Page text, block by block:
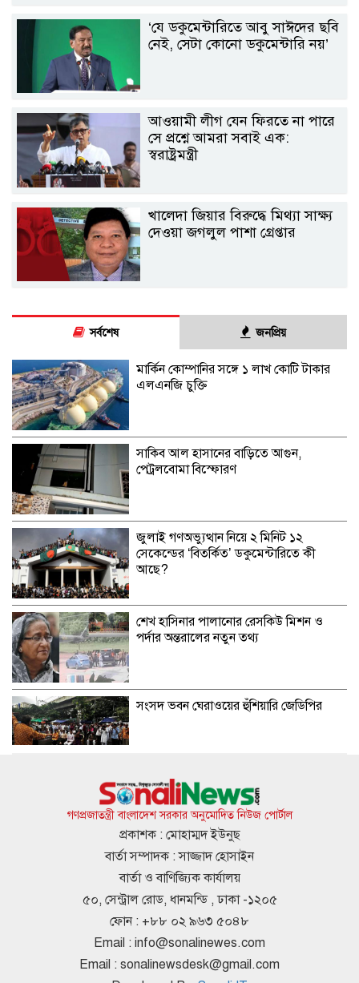
‘যে ডকুমেন্টারিতে আবু সাঈদের ছবি
নেই, সেটা কোনো ডকুমেন্টারি নয়’
আওয়ামী লীগ যেন ফিরতে না পারে
সে প্রশ্নে আমরা সবাই এক:
স্বরাষ্ট্রমন্ত্রী
খালেদা জিয়ার বিরুদ্ধে মিথ্যা সাক্ষ্য
দেওয়া জগলুল পাশা গ্রেপ্তার
সর্বশেষ জনপ্রিয়
মার্কিন কোম্পানির সঙ্গে ১ লাখ কোটি টাকার
এলএনজি চুক্তি
সাকিব আল হাসানের বাড়িতে আগুন,
পেট্রলবোমা বিস্ফোরণ
জুলাই গণঅভ্যুত্থান নিয়ে ২ মিনিট ১২
সেকেন্ডের ‘বিতর্কিত’ ডকুমেন্টারিতে কী
আছে?
শেখ হাসিনার পালানোর রেসকিউ মিশন ও
পর্দার অন্তরালের নতুন তথ্য
সংসদ ভবন ঘেরাওয়ের হুঁশিয়ারি জেডিপির
হাসিনার ১৬ বছরে সাড়ে ৪ হাজারের বেশি
মানুষ হত্যা হয়েছে: আইনমন্ত্রী
শেখ হাসিনা ফিরে আসার বিষয়ে আত্মবিশ্বাসী
রুমিন ফারহানা
ভিসা নিয়ে বাংলাদেশিদের জন্য ভারতীয়
হাইকমিশনের সতর্কবার্তা
গণপ্রজাতন্ত্রী বাংলাদেশ সরকার অনুমোদিত নিউজ পোর্টাল
প্রকাশক : মোহাম্মদ ইউনুছ
বার্তা সম্পাদক : সাজ্জাদ হোসাইন
বার্তা ও বাণিজ্যিক কার্যালয়
৫০, সেন্ট্রাল রোড, ধানমন্ডি , ঢাকা -১২০৫
ফোন : +৮৮ ০২ ৯৬৩ ৫০৪৮
Email : info@sonalinewes.com
Email : sonalinewsdesk@gmail.com